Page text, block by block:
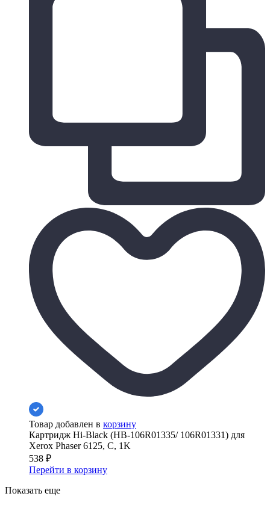
Товар добавлен в корзину
Картридж Hi-Black (HB-106R01335/ 106R01331) для
Xerox Phaser 6125, C, 1K
538 ₽
Перейти в корзину
Показать еще